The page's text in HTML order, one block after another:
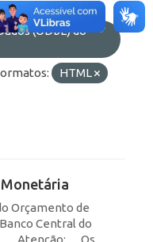
(ODbL) do
HTML
Orçamento de
Central do